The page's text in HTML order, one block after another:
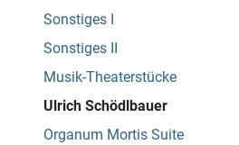
Sonstiges I
Sonstiges II
Musik-Theaterstücke
Ulrich Schödlbauer
Organum Mortis Suite